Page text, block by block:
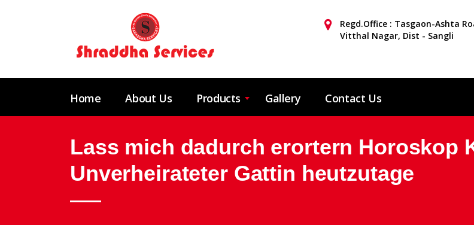
Regd.Office : Tasgaon-Ashta
Vitthal Nagar, Dist - Sangli
Home About Us Products Gallery Contact Us
Lass mich dadurch erortern Horoskop
Unverheirateter Gattin heutzutage